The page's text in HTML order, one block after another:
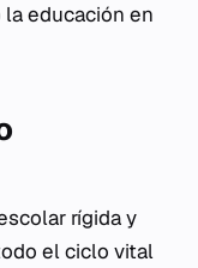
educación en
rígida y
el ciclo vital